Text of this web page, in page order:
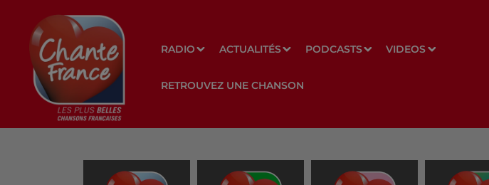
RADIO ACTUALITÉS PODCASTS VIDEOS
RETROUVEZ UNE CHANSON